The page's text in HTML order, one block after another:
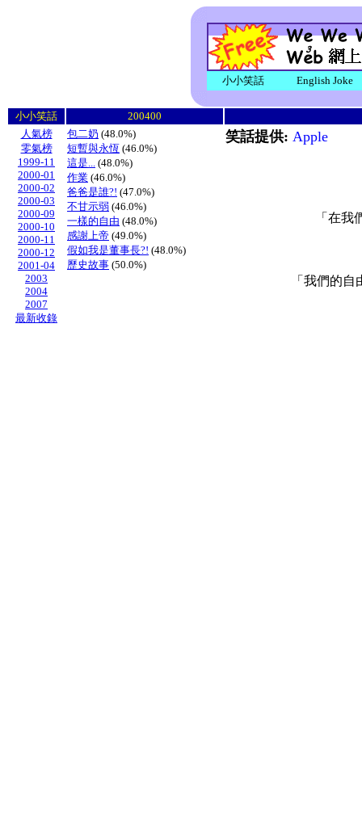
小小笑話 English Joke
小小笑話
200400
人氣榜
零氣榜
1999-11
2000-01
2000-02
2000-03
2000-09
2000-10
2000-11
2000-12
2001-04
2003
2004
2007
最新收錄
包二奶 (48.0%)
短暫與永恆 (46.0%)
這是... (48.0%)
作業 (46.0%)
爸爸是誰?! (47.0%)
不甘示弱 (46.0%)
一樣的自由 (48.0%)
感謝上帝 (49.0%)
假如我是董事長?! (48.0%)
歷史故事 (50.0%)
笑話提供: Apple
「在
「我們的